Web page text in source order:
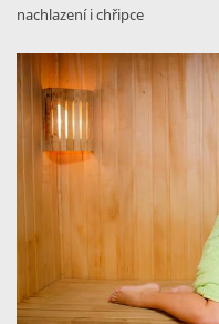
nachlazení i chřipce